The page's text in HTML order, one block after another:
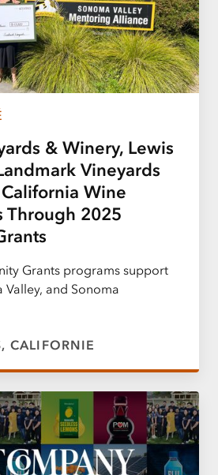
& Winery, Lewis
Vineyards
Wine
Through 2025
Grants programs support
Valley, and Sonoma
CALIFORNIE